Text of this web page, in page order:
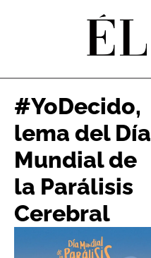
#YoDecido,
lema del Día
Mundial de
la Parálisis
Cerebral